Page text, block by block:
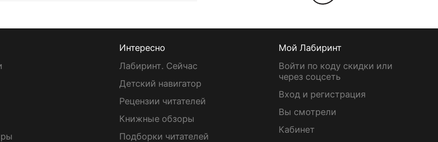
Интересно
Лабиринт. Сейчас
Детский навигатор
Рецензии читателей
Книжные обзоры
Подборки читателей
Мой Лабиринт
Войти по коду скидки или
через соцсеть
Вход и регистрация
Вы смотрели
Кабинет